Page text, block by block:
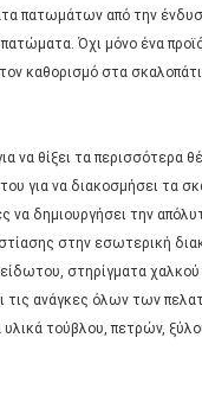
πατωμάτων από την
Όχι μόνο ένα
καθορισμό στα
να θίξει τα περισσότερα
για να διακοσμήσει τα
δημιουργήσει την
στην εσωτερική
στηρίγματα
τις ανάγκες όλων των
τούβλου, πετρών,